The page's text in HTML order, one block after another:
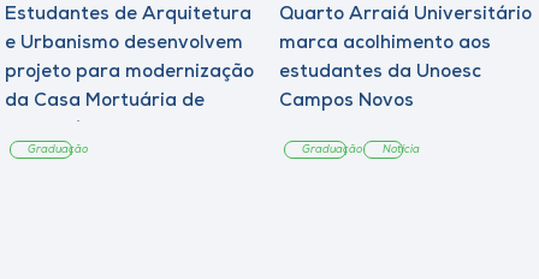
Estudantes de Arquitetura
e Urbanismo desenvolvem
projeto para modernização
da Casa Mortuária de
Graduação
Quarto Arraiá Universitário
marca acolhimento aos
estudantes da Unoesc
Campos Novos
Graduação Notícia